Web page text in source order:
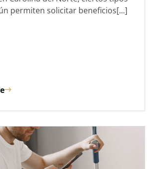
permiten solicitar beneficios[...]